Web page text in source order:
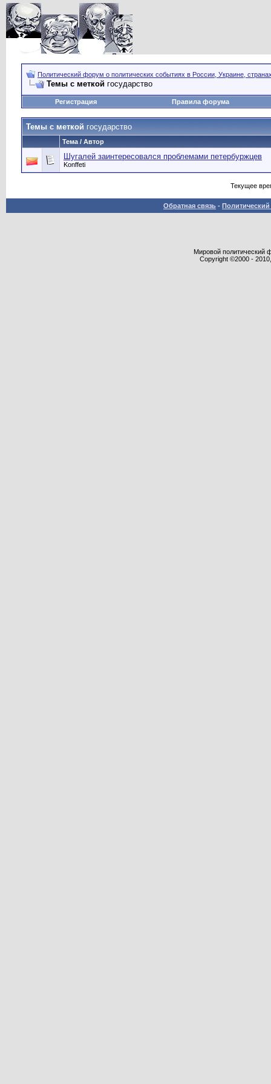
Политический форум о политических событиях в России, Украине,
Темы с меткой государство
Регистрация Правила форума
Темы с меткой государство
Тема / Автор
Шугалей заинтересовался проблемами петербуржцев
Konffeti
Текущее
Обратная связь -
Мировой политический
Copyright ©2000 -